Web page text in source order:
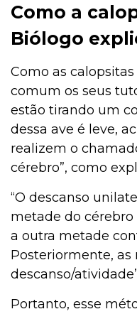
Como a
Biólogo
Como as
comum os seus
estão tirando um
dessa ave é leve,
realizem o
cérebro”, como
“O descanso
metade do cérebro
a outra metade
Posteriormente,
descanso/
Portanto, esse